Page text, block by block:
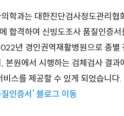
학과는 대한진단검사정도관리
합격하여 신빙도조사 품질인증
년 경인권역재활병원으로 종별
본원에서 시행하는 검체검사 결
비스를 제공할 수 있게 되었습니다.
인증서' 블로그 이동